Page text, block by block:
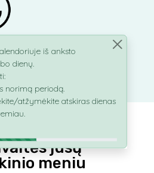
jūsų
meniu
iš anksto
dienų.
norimą periodą.
atžymėkite atskiras dienas